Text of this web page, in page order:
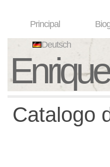
Principal
Deutsch
Catalogo